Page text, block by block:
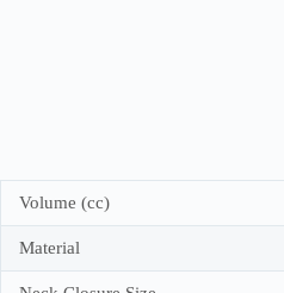
Volume (cc)
Material